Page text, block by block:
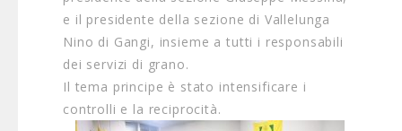
e il presidente della sezione di Vallelunga
Nino di Gangi, insieme a tutti i responsabili
dei servizi di grano.
Il tema principe è stato intensificare i
controlli e la reciprocità.